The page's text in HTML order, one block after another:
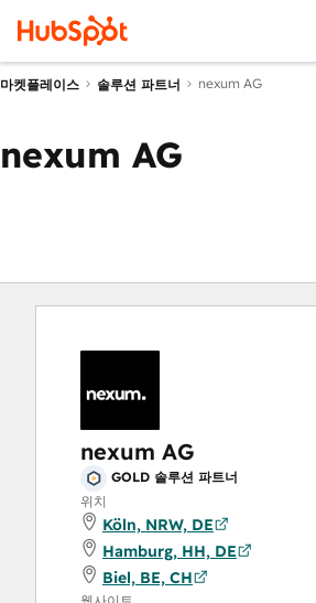
마켓플레이스 솔루션 파트너 nexum AG
nexum AG
nexum AG
GOLD 솔루션 파트너
위치
Köln, NRW, DE
Hamburg, HH, DE
Biel, BE, CH